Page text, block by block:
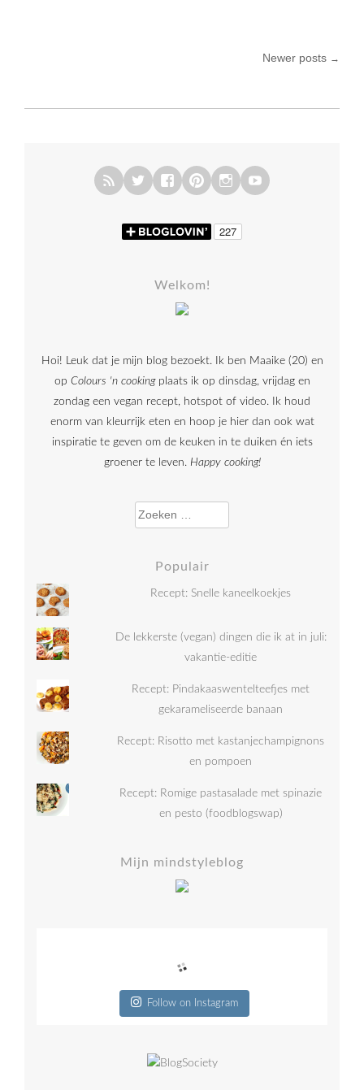
Newer posts →
Welkom!
Hoi! Leuk dat je mijn blog bezoekt. Ik ben Maaike (20) en
op Colours 'n cookingplaats ik op dinsdag, vrijdag en
zondag een vegan recept, hotspot of video. Ik houd
enorm van kleurrijk eten en hoop je hier dan ook wat
inspiratie te geven om de keuken in te duiken én iets
groener te leven. Happy cooking!
Zoeken naar:
Populair
Recept: Snelle kaneelkoekjes
De lekkerste (vegan) dingen die ik at in juli:
vakantie-editie
Recept: Pindakaaswentelteefjes met
gekarameliseerde banaan
Recept: Risotto met kastanjechampignons
en pompoen
Recept: Romige pastasalade met spinazie
en pesto (foodblogswap)
Mijn mindstyleblog
Follow on Instagram